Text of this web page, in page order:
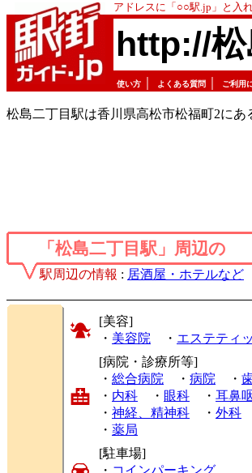
アドレスに「○○駅.jp」と入
http://
使い方 よくある質問 ご利用
松島二丁目駅は香川県高松市松福町2に
「松島二丁目駅」周辺の
駅周辺の情報 : 居酒屋・ホテルなど
[美容]
・ 美容院 ・ エステティ
[病院・診療所等]
・ 総合病院 ・ 病院 ・
・ 内科 ・ 眼科 ・ 耳鼻
・ 神経、精神科 ・ 外科
・ 薬局
[駐車場]
・ コインパーキング